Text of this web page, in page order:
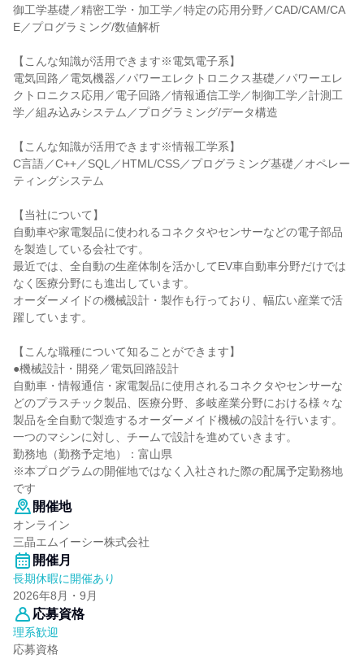
御工学基礎／精密工学・加工学／特定の応用分野／CAD/CAM/CA
E／プログラミング/数値解析
【こんな知識が活用できます※電気電子系】
電気回路／電気機器／パワーエレクトロニクス基礎／パワーエレ
クトロニクス応用／電子回路／情報通信工学／制御工学／計測工
学／組み込みシステム／プログラミング/データ構造
【こんな知識が活用できます※情報工学系】
C言語／C++／SQL／HTML/CSS／プログラミング基礎／オペレー
ティングシステム
【当社について】
自動車や家電製品に使われるコネクタやセンサーなどの電子部品
を製造している会社です。
最近では、全自動の生産体制を活かしてEV車自動車分野だけでは
なく医療分野にも進出しています。
オーダーメイドの機械設計・製作も行っており、幅広い産業で活
躍しています。
【こんな職種について知ることができます】
●機械設計・開発／電気回路設計
自動車・情報通信・家電製品に使用されるコネクタやセンサーな
どのプラスチック製品、医療分野、多岐産業分野における様々な
製品を全自動で製造するオーダーメイド機械の設計を行います。
一つのマシンに対し、チームで設計を進めていきます。
勤務地（勤務予定地）：富山県
※本プログラムの開催地ではなく入社された際の配属予定勤務地
です
開催地
オンライン
三晶エムイーシー株式会社
開催月
長期休暇に開催あり
2026年8月・9月
応募資格
理系歓迎
応募資格